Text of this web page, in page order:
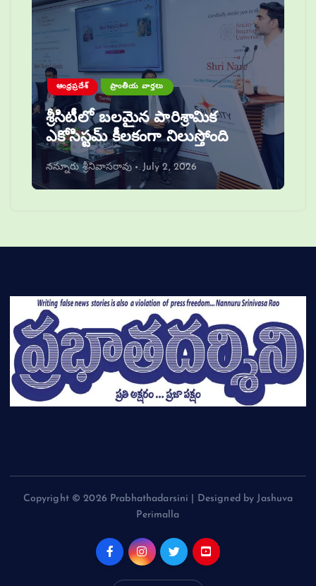
ఆంధ్రప్రదేశ్ ప్రాంతీయ వార్తలు
శ్రీసిటీలో బలమైన పారిశ్రామిక
ఎకోసిస్టమ్ కీలకంగా నిలుస్తోంది
నన్నూరు శ్రీనివాసరావు July 2, 2026
Copyright © 2026 Prabhathadarsini | Designed by Jashuva
Perimalla